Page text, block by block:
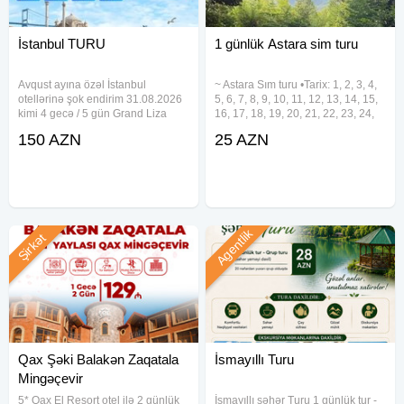
İstanbul TURU
Avqust ayına özəl İstanbul
otellərinə şok endirim 31.08.2026
kimi 4 gecə / 5 gün Grand Liza
160€ Darkhill Hotel 4* - 185€
150 AZN
1 günlük Astara sim turu
~ Astara Sım turu •Tarix: 1, 2, 3, 4,
5, 6, 7, 8, 9, 10, 11, 12, 13, 14, 15,
16, 17, 18, 19, 20, 21, 22, 23, 24,
•Qiymət: •Ekonom Paket: 25 azn
25 AZN
Qax Şəki Balakən Zaqatala
Mingəçevir
5* Qax El Resort otel ilə 2 günlük
Şirkət
İsmayıllı Turu
İsmayıllı şəhər Turu 1 günlük tur -
Agentlik